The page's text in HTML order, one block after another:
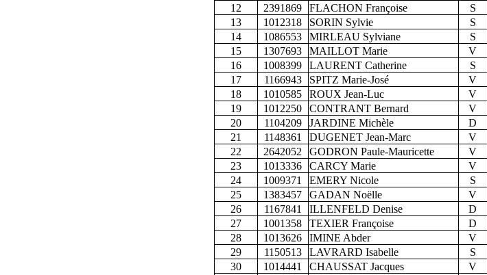
12
2391869 FLACHON Françoise S
13
1012318 SORIN Sylvie S
14
1086553 MIRLEAU Sylviane S
15
1307693 MAILLOT Marie V
16
1008399 LAURENT Catherine S
17
1166943 SPITZ Marie-José V
18
1010585 ROUX Jean-Luc V
19
1012250 CONTRANT Bernard V
20
1104209 JARDINE Michèle D
21
1148361 DUGENET Jean-Marc V
22
2642052 GODRON Paule-Mauricette V
23
1013336 CARCY Marie V
24
1009371 EMERY Nicole S
25
1383457 GADAN Noëlle V
26
1167841 ILLENFELD Denise D
27
1001358 TEXIER Françoise D
28
1013626 IMINE Abder V
29
1150513 LAVRARD Isabelle S
30
1014441 CHAUSSAT Jacques V